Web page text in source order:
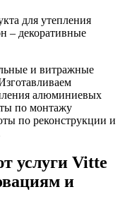
для утепления
– декоративные
и витражные
алюминиевых
по монтажу
по реконструкции и
услуги Vitte
и